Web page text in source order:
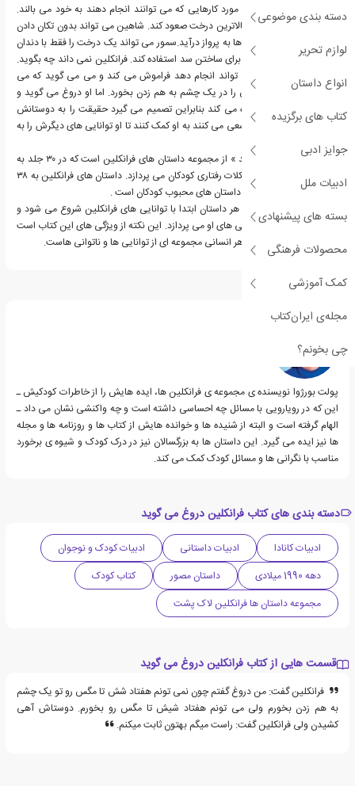
دسته بندی موضوعی
لوازم تحریر
انواع داستان
کتاب های برگزیده
جوایز ادبی
ادبیات ملل
بسته های پیشنهادی
محصولات فرهنگی
کمک آموزشی
مجله‌ی ایران‌کتاب
چی بخونم؟
دوستان فرانکلین همه در مورد کارهایی که می توانند انجام دهند به خود می بالند.
خرس می تواند به بالای بالاترین درخت صعود کند. شاهین می تواند بدون تکان دادن
حتی یک پر بر روی جنگل ها به پرواز درآید.سمور می تواند یک درخت را فقط با دندان
های خود خرد کند و از آن برای ساختن سد استفاده کند. فرانکلین نمی داند چه بگوید.
او تمام کارهایی را که می تواند انجام دهد فراموش می کند و می می گوید که می
تواند هفتاد و شش مگس را در یک چشم به هم زدن بخورد. اما او دروغ می گوید و
بعد از مدتی احساس گناه می کند بنابراین تصمیم می گیرد حقیقت را به دوستانش
بگوید. پدر و مادرش نیز سعی می کنند به او کمک کنند تا او توانایی های دیگرش را به
آنها نشان دهد.
« فرانکلین دروغ می گوید » از مجموعه داستان های فرانکلین است که در ۳۰ جلد به
ترس ها، نگرانی ها و مشکلات رفتاری کودکان می پردازد. داستان های فرانکلین به ۳۸
زبان ترجمه شده است و از داستان های محبوب کودکان است .
در داستان های فرانکلین، هر داستان ابتدا با توانایی های فرانکلین شروع می شود و
سپس به مشکلات و ناتوانی های او می پردازد. این نکته از ویژگی های این کتاب است
و به کودکان می آموزد که هر انسانی مجموعه ای از توانایی ها و ناتوانی هاست.
درباره پولت بورژوا
پولت بورژوا نویسنده ی مجموعه ی فرانکلین ها، ایده هایش را از خاطرات کودکیش ـ
این که در رویارویی با مسائل چه احساسی داشته است و چه واکنشی نشان می داد ـ
الهام گرفته است و البته از شنیده ها و خوانده هایش از کتاب ها و روزنامه ها و مجله
ها نیز ایده می گیرد. این داستان ها به بزرگسالان نیز در درک کودک و شیوه ی برخورد
مناسب با نگرانی ها و مسائل کودک کمک می کند.
دسته بندی های کتاب فرانکلین دروغ می گوید
ادبیات کانادا ادبیات داستانی
ادبیات کودک و نوجوان
دهه 1990 میلادی
داستان مصور
کتاب کودک
مجموعه داستان ها فرانکلین لاک پشت
قسمت هایی از کتاب فرانکلین دروغ می گوید
فرانکلین گفت: من دروغ گفتم چون نمی تونم هفتاد شش تا مگس رو تو یک چشم
به هم زدن بخورم ولی می تونم هفتاد شیش تا مگس رو بخورم. دوستاش آهی
کشیدن ولی فرانکلین گفت: راست میگم بهتون ثابت میکنم.